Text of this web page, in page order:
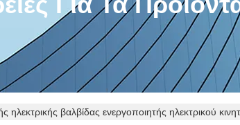
ηλεκτρικής βαλβίδας ενεργοποιητής ηλεκτρικού